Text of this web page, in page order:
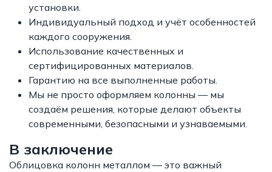
установки.
Индивидуальный подход и учёт особенностей
каждого сооружения.
Использование качественных и
сертифицированных материалов.
Гарантию на все выполненные работы.
Мы не просто оформляем колонны — мы
создаём решения, которые делают объекты
современными, безопасными и узнаваемыми.
В заключение
Облицовка колонн металлом — это важный